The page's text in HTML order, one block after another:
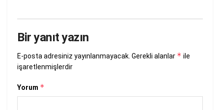
Bir yanıt yazın
E-posta adresiniz yayınlanmayacak. Gerekli alanlar * ile
işaretlenmişlerdir
Yorum *